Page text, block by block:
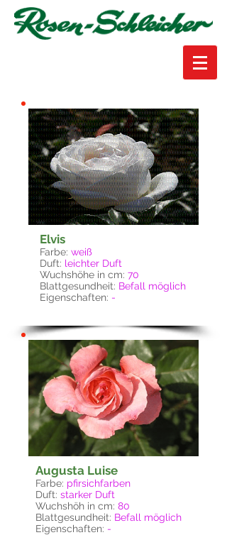
Elvis
Farbe: weiß
Duft: leichter Duft
Wuchshöhe in cm: 70
Blattgesundheit: Befall möglich
Eigenschaften: -
Augusta Luise
Farbe: pfirsichfarben
Duft: starker Duft
Wuchshöh in cm: 80
Blattgesundheit: Befall möglich
Eigenschaften: -